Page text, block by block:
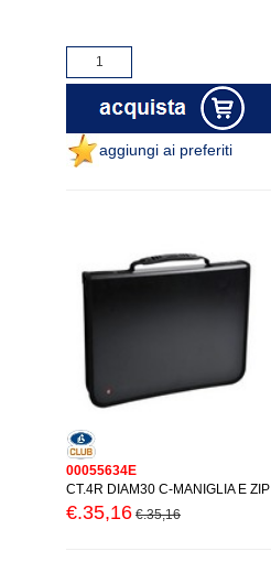
aggiungi ai preferiti
00055634E
CT.4R DIAM30 C-MANIGLIA E ZIP
€.35,16 €.35,16